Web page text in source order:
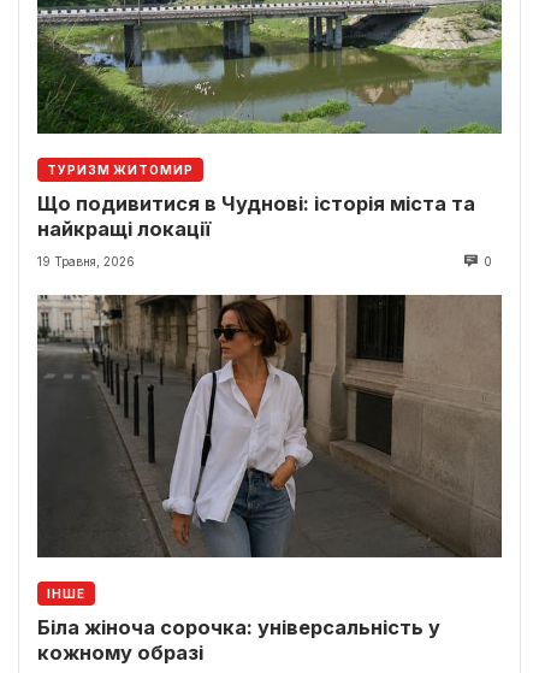
ТУРИЗМ ЖИТОМИР
Що подивитися в Чуднові: історія міста та
найкращі локації
19 Травня, 2026 0
ІНШЕ
Біла жіноча сорочка: універсальність у
кожному образі